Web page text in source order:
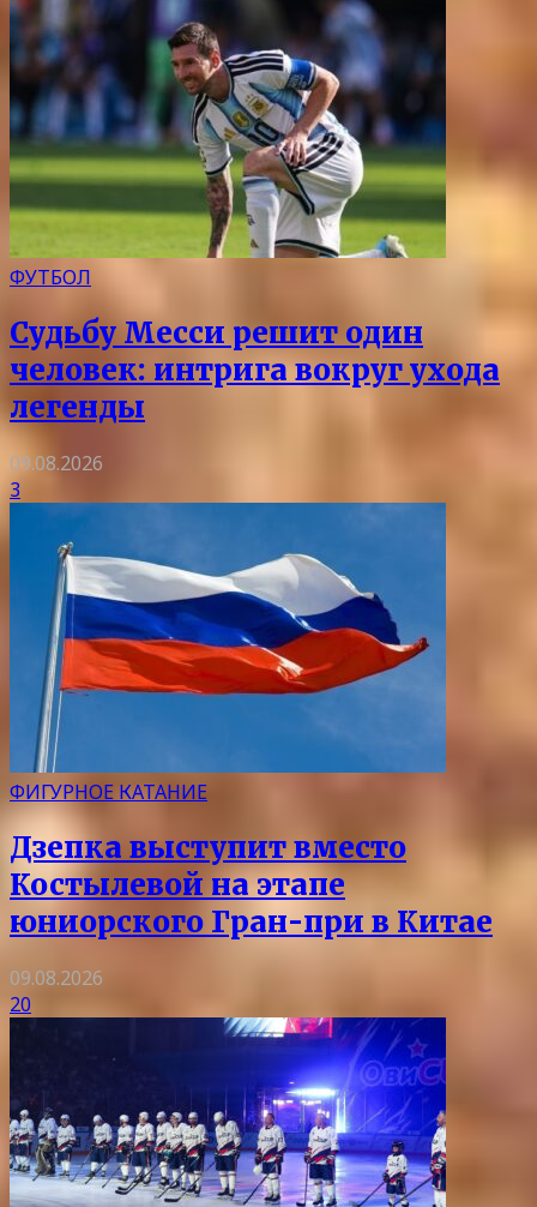
ФУТБОЛ
Судьбу Месси решит один
человек: интрига вокруг ухода
легенды
09.08.2026
3
ФИГУРНОЕ КАТАНИЕ
Дзепка выступит вместо
Костылевой на этапе
юниорского Гран-при в Китае
09.08.2026
20